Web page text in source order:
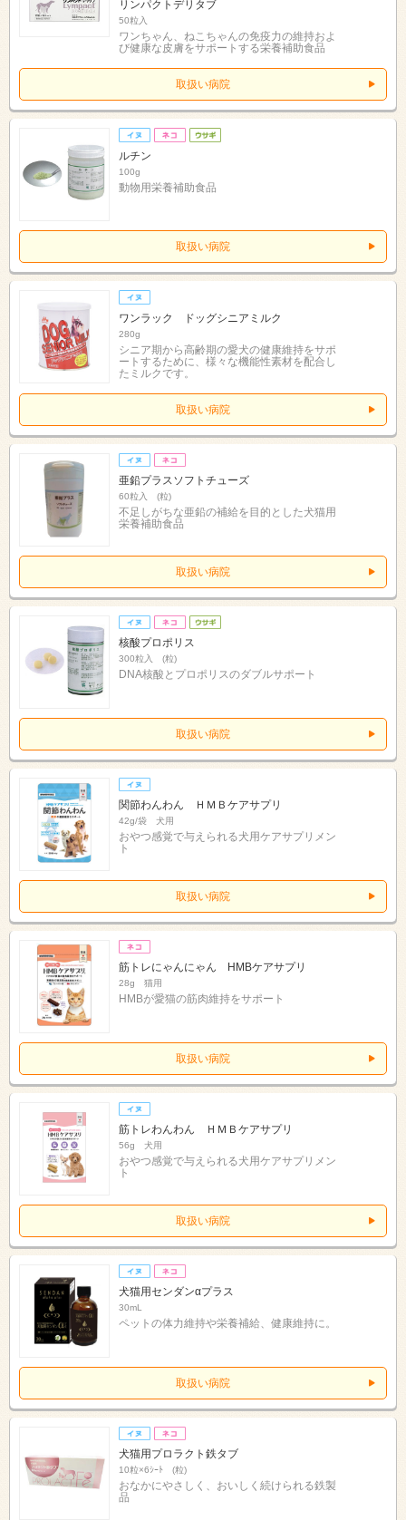
リンパクトデリタブ
50粒入
ワンちゃん、ねこちゃんの免疫力の維持およ
び健康な皮膚をサポートする栄養補助食品
取扱い病院
ルチン
100g
動物用栄養補助食品
取扱い病院
ワンラック ドッグシニアミルク
280g
シニア期から高齢期の愛犬の健康維持をサポ
ートするために、様々な機能性素材を配合し
たミルクです。
取扱い病院
亜鉛プラスソフトチューズ
60粒入 (粒)
不足しがちな亜鉛の補給を目的とした犬猫用
栄養補助食品
取扱い病院
核酸プロポリス
300粒入 (粒)
DNA核酸とプロポリスのダブルサポート
取扱い病院
関節わんわん ＨＭＢケアサプリ
42g/袋 犬用
おやつ感覚で与えられる犬用ケアサプリメン
ト
取扱い病院
筋トレにゃんにゃん HMBケアサプリ
28g 猫用
HMBが愛猫の筋肉維持をサポート
取扱い病院
筋トレわんわん ＨＭＢケアサプリ
56g 犬用
おやつ感覚で与えられる犬用ケアサプリメン
ト
取扱い病院
犬猫用センダンαプラス
30mL
ペットの体力維持や栄養補給、健康維持に。
取扱い病院
犬猫用プロラクト鉄タブ
10粒×6ｼｰﾄ (粒)
おなかにやさしく、おいしく続けられる鉄製
品